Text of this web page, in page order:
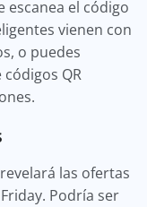
el código
vienen con
o puedes
QR
las ofertas
Podría ser